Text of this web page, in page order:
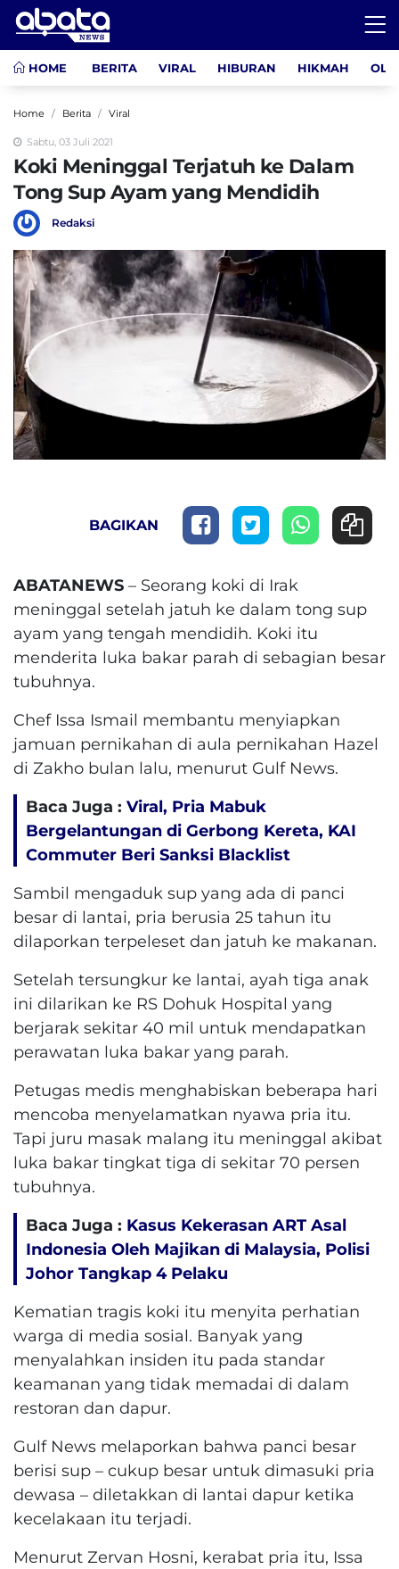
HOME BERITA VIRAL HIBURAN HIKMAH
Home Berita Viral
Sabtu, 03 Juli 2021
Koki Meninggal Terjatuh ke Dalam
Tong Sup Ayam yang Mendidih
Redaksi
BAGIKAN
ABATANEWS – Seorang koki di Irak
meninggal setelah jatuh ke dalam tong sup
ayam yang tengah mendidih. Koki itu
menderita luka bakar parah di sebagian besar
tubuhnya.
Chef Issa Ismail membantu menyiapkan
jamuan pernikahan di aula pernikahan Hazel
di Zakho bulan lalu, menurut Gulf News.
Baca Juga : Viral, Pria Mabuk
Bergelantungan di Gerbong Kereta, KAI
Commuter Beri Sanksi Blacklist
Sambil mengaduk sup yang ada di panci
besar di lantai, pria berusia 25 tahun itu
dilaporkan terpeleset dan jatuh ke makanan.
Setelah tersungkur ke lantai, ayah tiga anak
ini dilarikan ke RS Dohuk Hospital yang
berjarak sekitar 40 mil untuk mendapatkan
perawatan luka bakar yang parah.
Petugas medis menghabiskan beberapa hari
mencoba menyelamatkan nyawa pria itu.
Tapi juru masak malang itu meninggal akibat
luka bakar tingkat tiga di sekitar 70 persen
tubuhnya.
Baca Juga : Kasus Kekerasan ART Asal
Indonesia Oleh Majikan di Malaysia, Polisi
Johor Tangkap 4 Pelaku
Kematian tragis koki itu menyita perhatian
warga di media sosial. Banyak yang
menyalahkan insiden itu pada standar
keamanan yang tidak memadai di dalam
restoran dan dapur.
Gulf News melaporkan bahwa panci besar
berisi sup – cukup besar untuk dimasuki pria
dewasa – diletakkan di lantai dapur ketika
kecelakaan itu terjadi.
Menurut Zervan Hosni, kerabat pria itu, Issa